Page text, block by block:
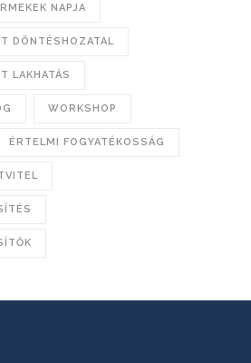
NAPJA
DÖNTÉSHOZATAL
LAKHATÁS
WORKSHOP
ÉRTELMI FOGYATÉKOSSÁG